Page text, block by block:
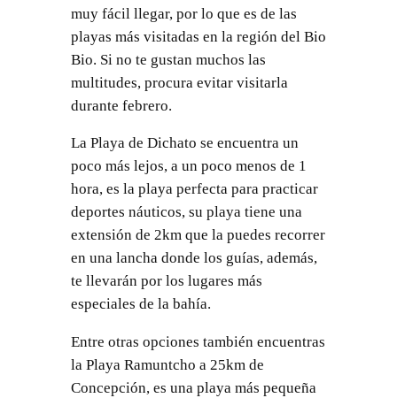
muy fácil llegar, por lo que es de las
playas más visitadas en la región del Bio
Bio. Si no te gustan muchos las
multitudes, procura evitar visitarla
durante febrero.
La Playa de Dichato se encuentra un
poco más lejos, a un poco menos de 1
hora, es la playa perfecta para practicar
deportes náuticos, su playa tiene una
extensión de 2km que la puedes recorrer
en una lancha donde los guías, además,
te llevarán por los lugares más
especiales de la bahía.
Entre otras opciones también encuentras
la Playa Ramuntcho a 25km de
Concepción, es una playa más pequeña